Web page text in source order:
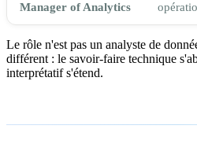
Manager of Analytics
Le rôle n'est pas un analyste de
différent : le savoir-faire technique
interprétatif s'étend.